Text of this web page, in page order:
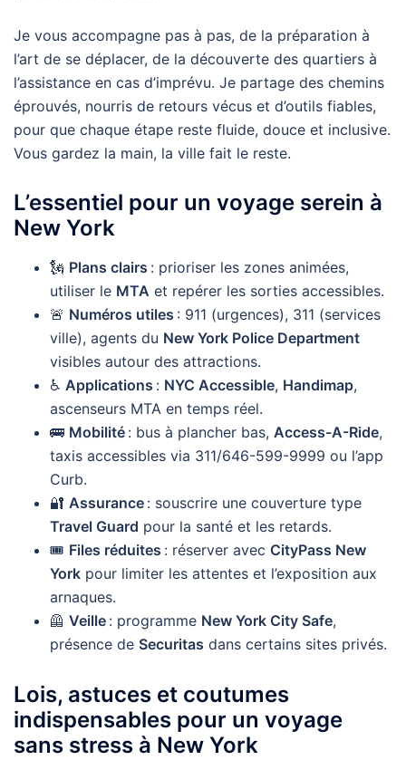
Je vous accompagne pas à pas, de la préparation à
l’art de se déplacer, de la découverte des quartiers à
l’assistance en cas d’imprévu. Je partage des chemins
éprouvés, nourris de retours vécus et d’outils fiables,
pour que chaque étape reste fluide, douce et inclusive.
Vous gardez la main, la ville fait le reste.
L’essentiel pour un voyage serein à
New York
🗽 Plans clairs : prioriser les zones animées,
utiliser le MTA et repérer les sorties accessibles.
🚨 Numéros utiles : 911 (urgences), 311 (services
ville), agents du New York Police Department
visibles autour des attractions.
♿ Applications : NYC Accessible, Handimap,
ascenseurs MTA en temps réel.
🚌 Mobilité : bus à plancher bas, Access-A-Ride,
taxis accessibles via 311/646-599-9999 ou l’app
Curb.
🔐 Assurance : souscrire une couverture type
Travel Guard pour la santé et les retards.
🎟️ Files réduites : réserver avec CityPass New
York pour limiter les attentes et l’exposition aux
arnaques.
🦺 Veille : programme New York City Safe,
présence de Securitas dans certains sites privés.
Lois, astuces et coutumes
indispensables pour un voyage
sans stress à New York